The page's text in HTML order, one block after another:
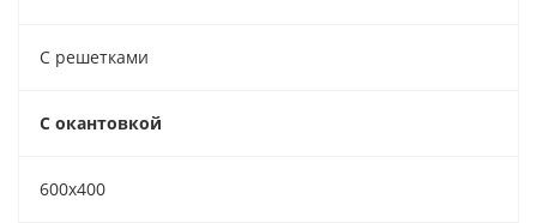
С решетками
С окантовкой
600х400